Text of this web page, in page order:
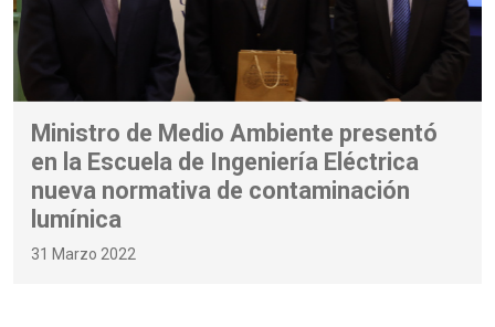
Ministro de Medio Ambiente presentó
en la Escuela de Ingeniería Eléctrica
nueva normativa de contaminación
lumínica
31 Marzo 2022